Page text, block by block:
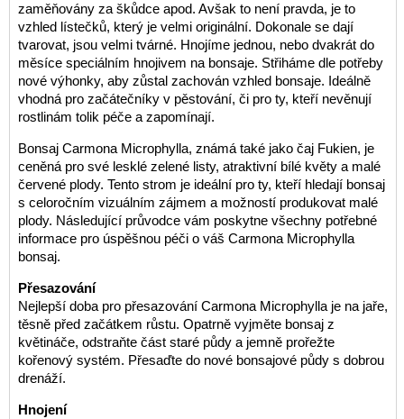
zaměňovány za škůdce apod. Avšak to není pravda, je to
vzhled lístečků, který je velmi originální. Dokonale se dají
tvarovat, jsou velmi tvárné. Hnojíme jednou, nebo dvakrát do
měsíce speciálním hnojivem na bonsaje. Střiháme dle potřeby
nové výhonky, aby zůstal zachován vzhled bonsaje. Ideálně
vhodná pro začátečníky v pěstování, či pro ty, kteří nevěnují
rostlinám tolik péče a zapomínají.
Bonsaj Carmona Microphylla, známá také jako čaj Fukien, je
ceněná pro své lesklé zelené listy, atraktivní bílé květy a malé
červené plody. Tento strom je ideální pro ty, kteří hledají bonsaj
s celoročním vizuálním zájmem a možností produkovat malé
plody. Následující průvodce vám poskytne všechny potřebné
informace pro úspěšnou péči o váš Carmona Microphylla
bonsaj.
Přesazování
Nejlepší doba pro přesazování Carmona Microphylla je na jaře,
těsně před začátkem růstu. Opatrně vyjměte bonsaj z
květináče, odstraňte část staré půdy a jemně prořežte
kořenový systém. Přesaďte do nové bonsajové půdy s dobrou
drenáží.
Hnojení